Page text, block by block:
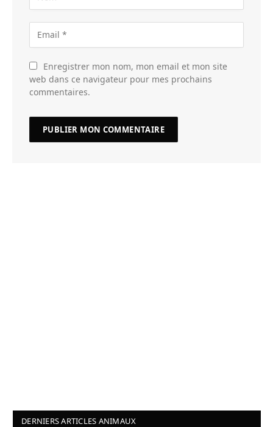
Enregistrer mon nom, mon email et mon site
web dans ce navigateur pour mes prochains
commentaires.
DERNIERS ARTICLES ANIMAUX